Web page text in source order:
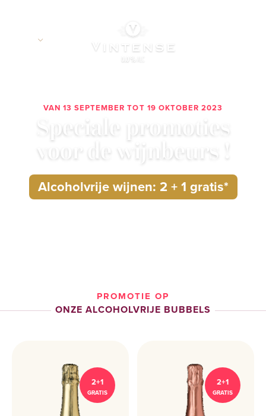
VAN 13 SEPTEMBER TOT 19 OKTOBER 2023
Speciale promoties
voor de wijnbeurs !
Alcoholvrije wijnen: 2 + 1 gratis*
PROMOTIE OP
ONZE ALCOHOLVRIJE BUBBELS
2+1
GRATIS
2+1
GRATIS